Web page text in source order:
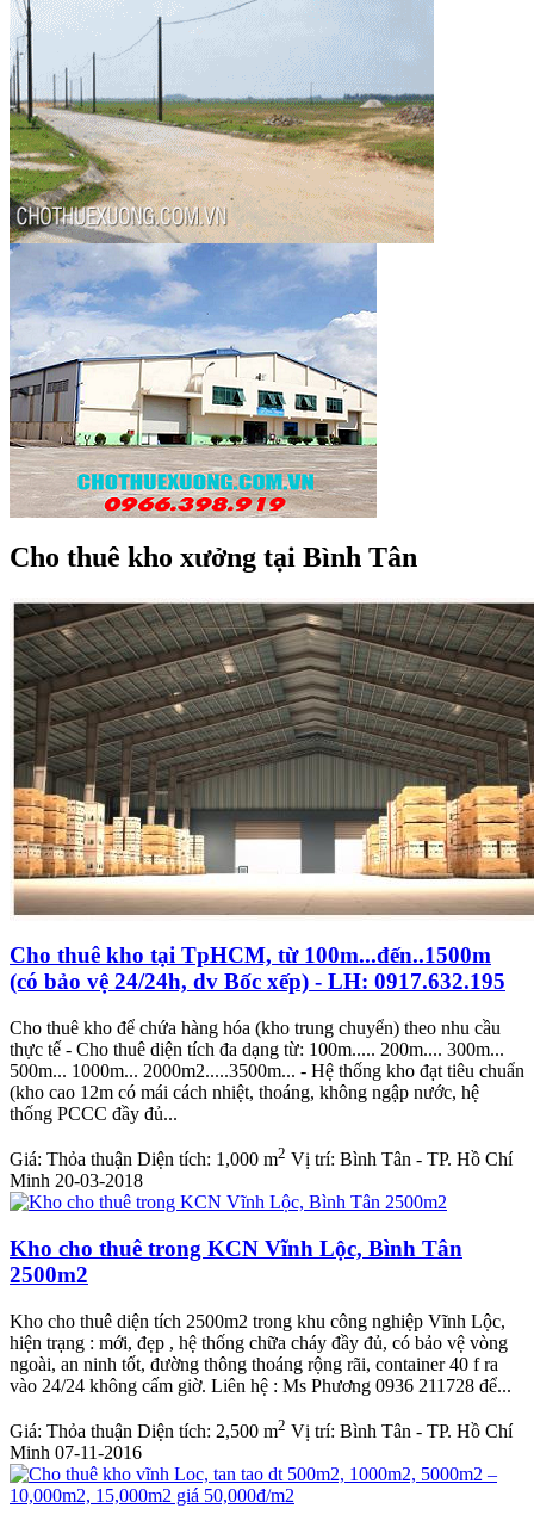
Cho thuê kho xưởng tại Bình Tân
Cho thuê kho tại TpHCM, từ 100m...đến..1500m
(có bảo vệ 24/24h, dv Bốc xếp) - LH: 0917.632.195
Cho thuê kho để chứa hàng hóa (kho trung chuyển) theo nhu cầu
thực tế - Cho thuê diện tích đa dạng từ: 100m..... 200m.... 300m...
500m... 1000m... 2000m2.....3500m... - Hệ thống kho đạt tiêu chuẩn
(kho cao 12m có mái cách nhiệt, thoáng, không ngập nước, hệ
thống PCCC đầy đủ...
Giá: Thỏa thuận Diện tích: 1,000 m2 Vị trí: Bình Tân - TP. Hồ Chí
Minh 20-03-2018
Kho cho thuê trong KCN Vĩnh Lộc, Bình Tân
2500m2
Kho cho thuê diện tích 2500m2 trong khu công nghiệp Vĩnh Lộc,
hiện trạng : mới, đẹp , hệ thống chữa cháy đầy đủ, có bảo vệ vòng
ngoài, an ninh tốt, đường thông thoáng rộng rãi, container 40 f ra
vào 24/24 không cấm giờ. Liên hệ : Ms Phương 0936 211728 để...
Giá: Thỏa thuận Diện tích: 2,500 m2 Vị trí: Bình Tân - TP. Hồ Chí
Minh 07-11-2016